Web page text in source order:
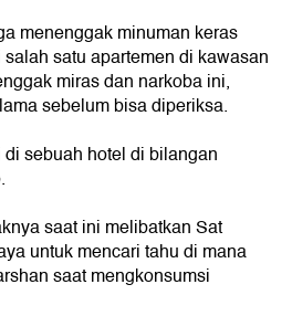
menenggak minuman keras
satu apartemen di kawasan
miras dan narkoba ini,
sebelum bisa diperiksa.
sebuah hotel di bilangan
saat ini melibatkan Sat
untuk mencari tahu di mana
saat mengkonsumsi